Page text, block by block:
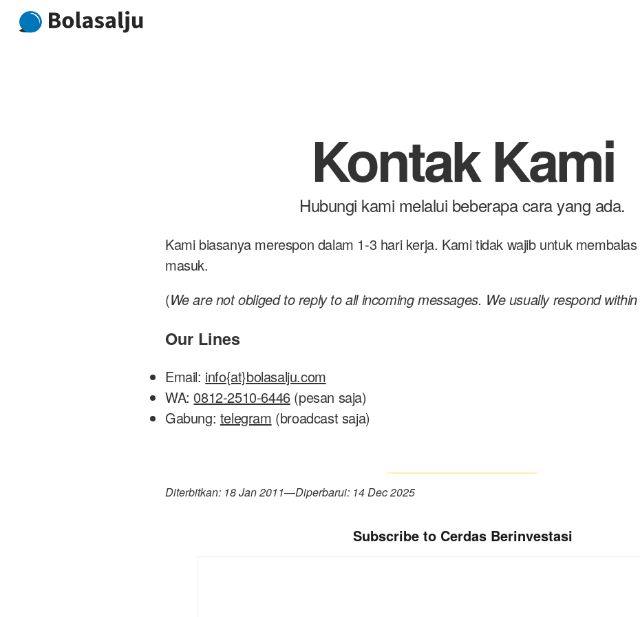
Skip
content
Kontak Kami
Hubungi kami melalui beberapa cara yang ada.
Kami biasanya merespon dalam 1-3 hari kerja. Kami tidak wajib untuk
masuk.
(We are not obliged to reply to all incoming messages. We usually respond
Our Lines
Email: info{at}bolasalju.com
WA: 0812-2510-6446(pesan saja)
Gabung: telegram (broadcast saja)
Diterbitkan: 18 Jan 2011—Diperbarui: 14 Dec 2025
Subscribe to Cerdas Berinvestasi